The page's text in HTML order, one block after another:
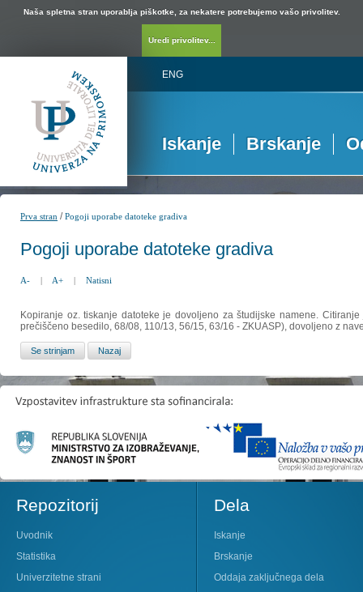
Naša spletna stran uporablja piškotke, za nekatere potrebujemo vašo privolitev.
Uredi privolitev...
ENG
Iskanje Brskanje
Prva stran /Pogoji uporabe datoteke gradiva
Pogoji uporabe datoteke gradiva
A- | A+ | Natisni
Kopiranje oz. tiskanje datoteke je dovoljeno za študijske namene.
prečiščeno besedilo, 68/08, 110/13, 56/15, 63/16 - ZKUASP), dovoljeno z
Repozitorij
Uvodnik
Statistika
Univerzitetne strani
Dela
Iskanje
Brskanje
Oddaja zaključnega dela